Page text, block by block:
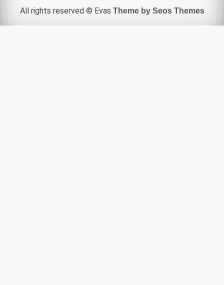
All rights reserved © Evas Theme by Seos Themes